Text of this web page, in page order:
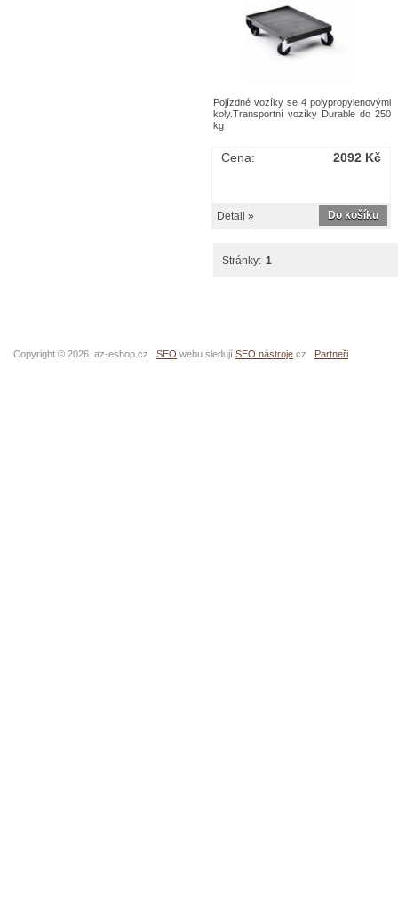
Pojízdné vozíky se 4 polypropylenovými
koly.Transportní vozíky Durable do 250
kg
2092 Kč
Cena:
Do košíku
Detail »
Stránky: 1
Copyright © 2026 az-eshop.cz SEO webu sledují SEO nástroje .cz Partneři